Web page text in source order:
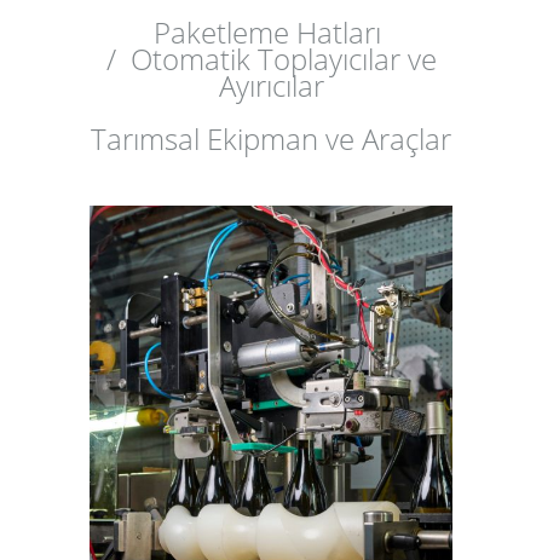
Paketleme Hatları
/ Otomatik Toplayıcılar ve
Ayırıcılar
Tarımsal Ekipman ve Araçlar